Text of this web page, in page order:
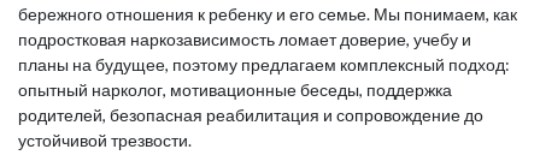
бережного отношения к ребенку и его семье. Мы понимаем, как
подростковая наркозависимость ломает доверие, учебу и
планы на будущее, поэтому предлагаем комплексный подход:
опытный нарколог, мотивационные беседы, поддержка
родителей, безопасная реабилитация и сопровождение до
устойчивой трезвости.